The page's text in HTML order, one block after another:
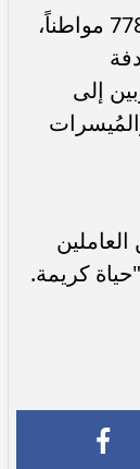
التثقيف الرقمى وتنمية المهارات الرقمية لنحو 42861 مواطنا ليصل الإجمالى إلى 77821 مواطناً،
المتدربين إلى
المتدربين إلى 7493 شخص من العاملين
كريمة.